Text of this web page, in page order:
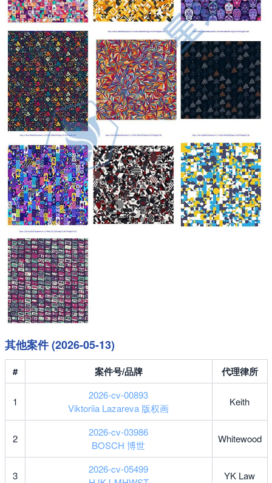
其他案件 (2026-05-13)
# 案件号/品牌 代理律所
1
2026-cv-00893
Viktoriia Lazareva 版权画
Keith
2
2026-cv-03986
BOSCH 博世
Whitewood
3
2026-cv-05499
YK Law